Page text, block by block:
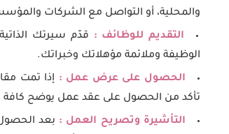
والمحلية، أو التواصل مع الشركات
التقديم للوظائف : قدّم سيرتك
الوظيفة وملائمة مؤهلاتك وخبراتك.
الحصول على عرض عمل : إذا تمت
تأكد من الحصول على عقد عمل يوضح كافة
التأشيرة وتصريح العمل : بعد